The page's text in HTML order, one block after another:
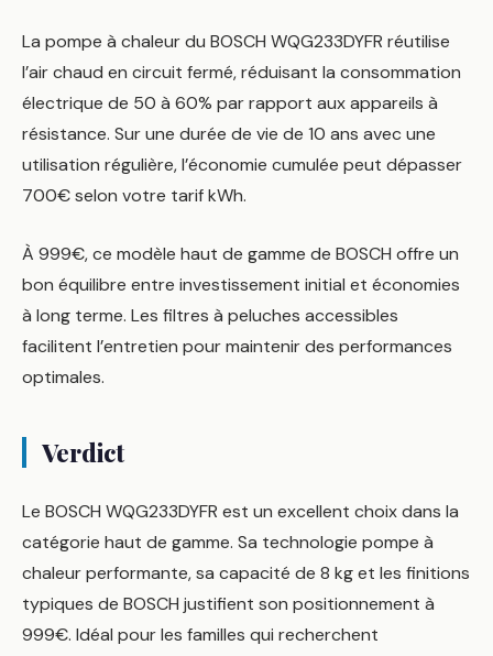
La pompe à chaleur du BOSCH WQG233DYFR réutilise
l’air chaud en circuit fermé, réduisant la consommation
électrique de 50 à 60% par rapport aux appareils à
résistance. Sur une durée de vie de 10 ans avec une
utilisation régulière, l’économie cumulée peut dépasser
700€ selon votre tarif kWh.
À 999€, ce modèle haut de gamme de BOSCH offre un
bon équilibre entre investissement initial et économies
à long terme. Les filtres à peluches accessibles
facilitent l’entretien pour maintenir des performances
optimales.
Verdict
Le BOSCH WQG233DYFR est un excellent choix dans la
catégorie haut de gamme. Sa technologie pompe à
chaleur performante, sa capacité de 8 kg et les finitions
typiques de BOSCH justifient son positionnement à
999€. Idéal pour les familles qui recherchent